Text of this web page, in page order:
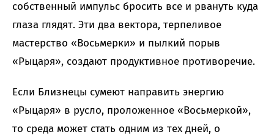
собственный импульс бросить все и рвануть куда
глаза глядят. Эти два вектора, терпеливое
мастерство «Восьмерки» и пылкий порыв
«Рыцаря», создают продуктивное противоречие.
Если Близнецы сумеют направить энергию
«Рыцаря» в русло, проложенное «Восьмеркой»,
то среда может стать одним из тех дней, о